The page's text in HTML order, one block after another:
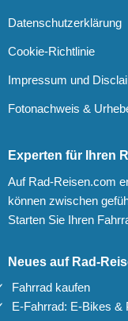
Datenschutzerklärung
Cookie-Richtlinie
Impressum und
Fotonachweis &
Experten für Ihren
Auf Rad-Reisen.com
können zwischen
Starten Sie Ihren
Neues auf Rad-
Fahrrad kaufen
E-Fahrrad: E-Bikes &